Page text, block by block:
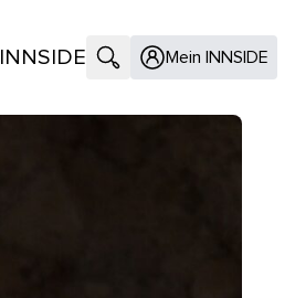
INNSIDE Suche öffnenMein INNSIDE